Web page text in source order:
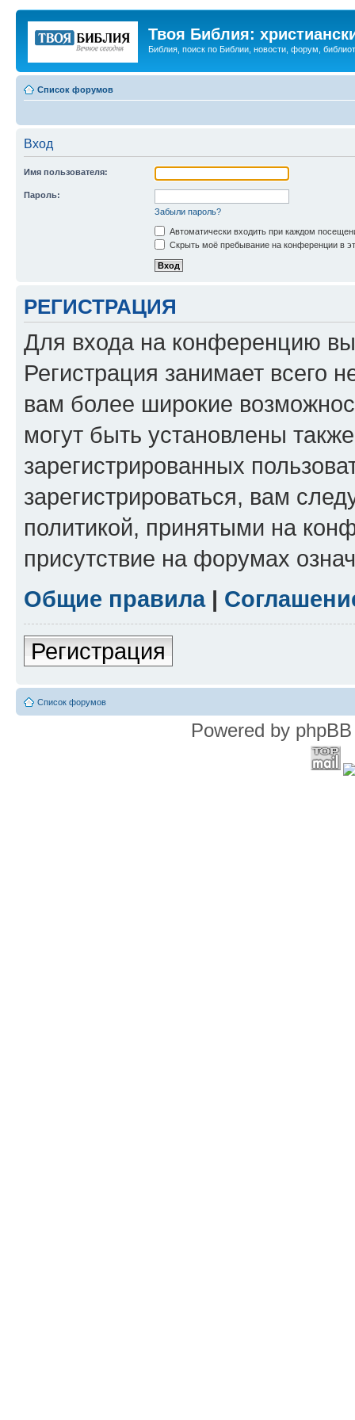
Твоя Библия:
Библия, поиск по Библии, новости, форум,
Список форумов
Вход
Имя пользователя:
Пароль:
Забыли пароль?
Автоматически входить при каждом
Скрыть моё пребывание на конференции в
РЕГИСТРАЦИЯ
Для входа на конференцию
Регистрация занимает всего
вам более широкие
могут быть установлены
зарегистрированных
зарегистрироваться, вам
политикой, принятыми на
присутствие на форумах
Общие правила|
Регистрация
Список форумов
Powered by